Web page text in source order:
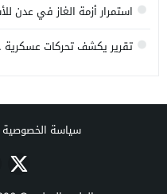
استمرار أزمة الغاز في عدن
تقرير يكشف تحركات عسكرية
سياسة الخصوصية